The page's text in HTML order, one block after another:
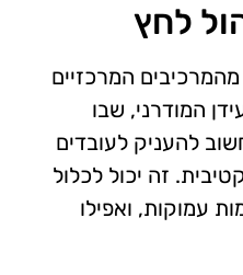
לחץ
המרכזיים
המודרני, שבו
להעניק לעובדים
זה יכול לכלול
עמוקות, ואפילו